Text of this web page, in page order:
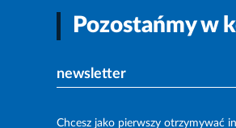
Pozostańmy w
newsletter
Chcesz jako pierwszy otrzymywać